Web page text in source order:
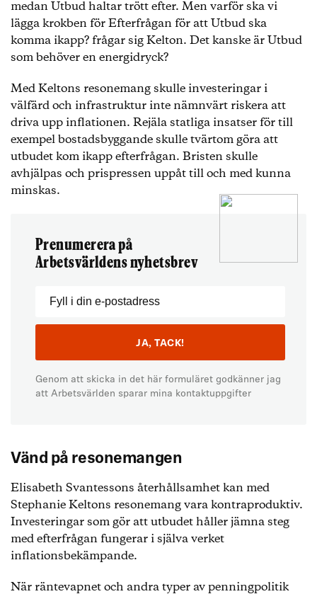
medan Utbud haltar trött efter. Men varför ska vi
lägga krokben för Efterfrågan för att Utbud ska
komma ikapp? frågar sig Kelton. Det kanske är Utbud
som behöver en energidryck?
Med Keltons resonemang skulle investeringar i
välfärd och infrastruktur inte nämnvärt riskera att
driva upp inflationen. Rejäla statliga insatser för till
exempel bostadsbyggande skulle tvärtom göra att
utbudet kom ikapp efterfrågan. Bristen skulle
avhjälpas och prispressen uppåt till och med kunna
minskas.
Prenumerera på
Arbetsvärldens nyhetsbrev
Genom att skicka in det här formuläret godkänner jag
att Arbetsvärlden sparar mina kontaktuppgifter
Vänd på resonemangen
Elisabeth Svantessons återhållsamhet kan med
Stephanie Keltons resonemang vara kontraproduktiv.
Investeringar som gör att utbudet håller jämna steg
med efterfrågan fungerar i själva verket
inflationsbekämpande.
När räntevapnet och andra typer av penningpolitik